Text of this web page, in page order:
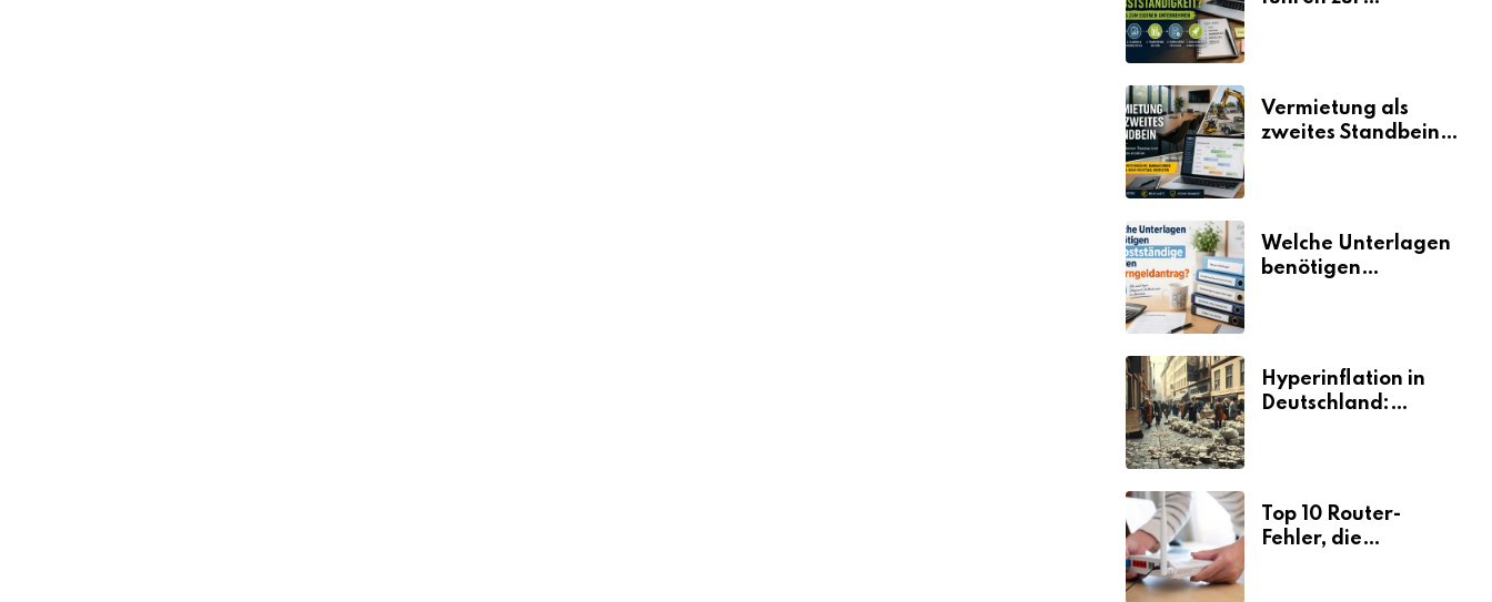
Vermietung als
zweites Standbein:
Umsätze machen
Welche Unterlagen
benötigen
Hyperinflation in
Deutschland:
Top 10 Router-
Fehler, die